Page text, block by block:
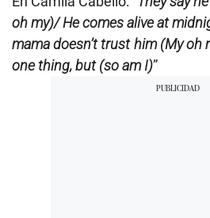
oh my)/ He comes alive at
mama doesn’t trust him (My oh
one thing, but (so am I)”